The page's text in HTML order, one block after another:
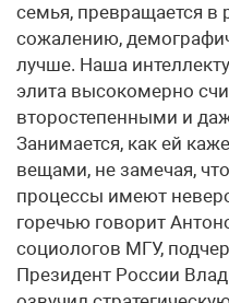
семья, превращается в
сожалению,
лучше. Наша
элита высокомерно
второстепенными и
Занимается, как ей
вещами, не замечая,
процессы имеют
горечью говорит
социологов МГУ,
Президент России